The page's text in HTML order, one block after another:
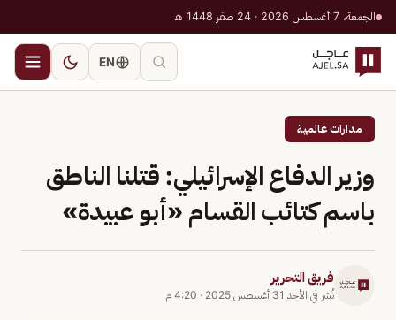
الجمعة، 7 أغسطس 2026 · 24 صفر 1448 هـ
EN
مدارات عالمية
وزير الدفاع الإسرائيلي: قتلنا الناطق
باسم كتائب القسام «أبو عبيدة»
فريق التحرير
نُشر في الأحد 31 أغسطس 2025 · 4:20 م